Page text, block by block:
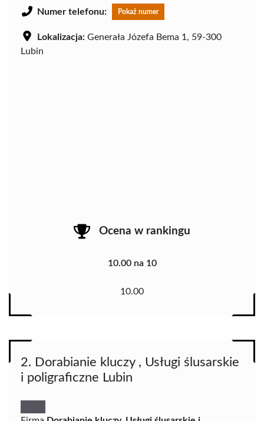
Numer telefonu: Pokaż numer
Lokalizacja: Generała Józefa Bema 1, 59-300
Lubin
Ocena w rankingu
10.00 na 10
10.00
2. Dorabianie kluczy , Usługi ślusarskie
i poligraficzne Lubin